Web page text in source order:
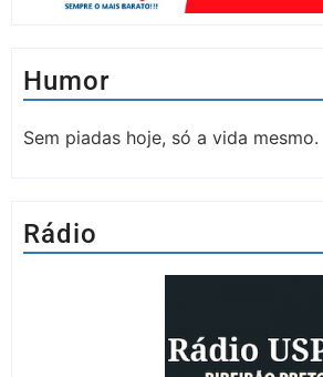
Humor
Sem piadas hoje, só a vida mesmo.
Rádio